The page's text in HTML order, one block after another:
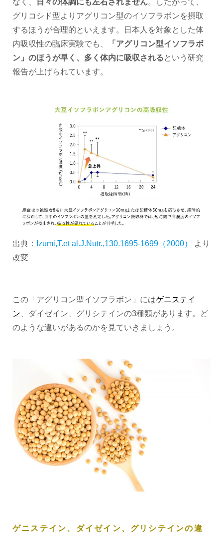
グリコシド型よりアグリコン型のイソフラボンを摂取
するほうが合理的といえます。日本人を対象とした体
内吸収性の臨床実験でも、
「アグリコン型イソフラボ
ン」のほうが早く、多く体内に吸収されるという研究
報告が上げられています。
出典： Izumi,T.et al.J.Nutr.,130.1695-1699（2000）
より
改変
この「アグリコン型イソフラボン」にはゲニステイ
ン 、ダイゼイン、グリシテインの3種類があります。ど
のような違いがあるのかを見ていきましょう。
ゲニステイン、ダイゼイン、グリシテインの違